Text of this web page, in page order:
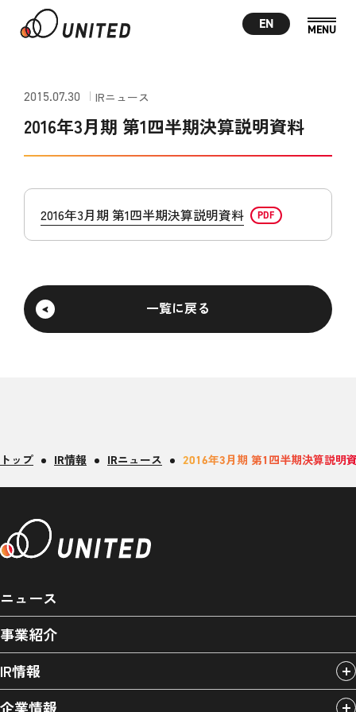
EN
2015.07.30 IRニュース
2016年3月期 第1四半期決算説明資料
2016年3月期 第1四半期決算説明資料
一覧に戻る
トップ IR情報 IRニュース 2016年3月期 第1四半期決算説明
ニュース
事業紹介
IR情報
企業情報